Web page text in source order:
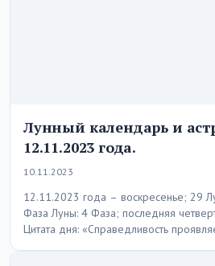
Лунный календарь и
12.11.2023 года.
10.11.2023
12.11.2023 года – воскресенье; 29
Фаза Луны: 4 Фаза; последняя
Цитата дня: «Справедливость